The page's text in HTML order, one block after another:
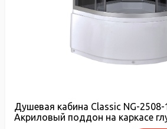
Душевая кабина Classic NG-2508-
Акриловый поддон на каркасе